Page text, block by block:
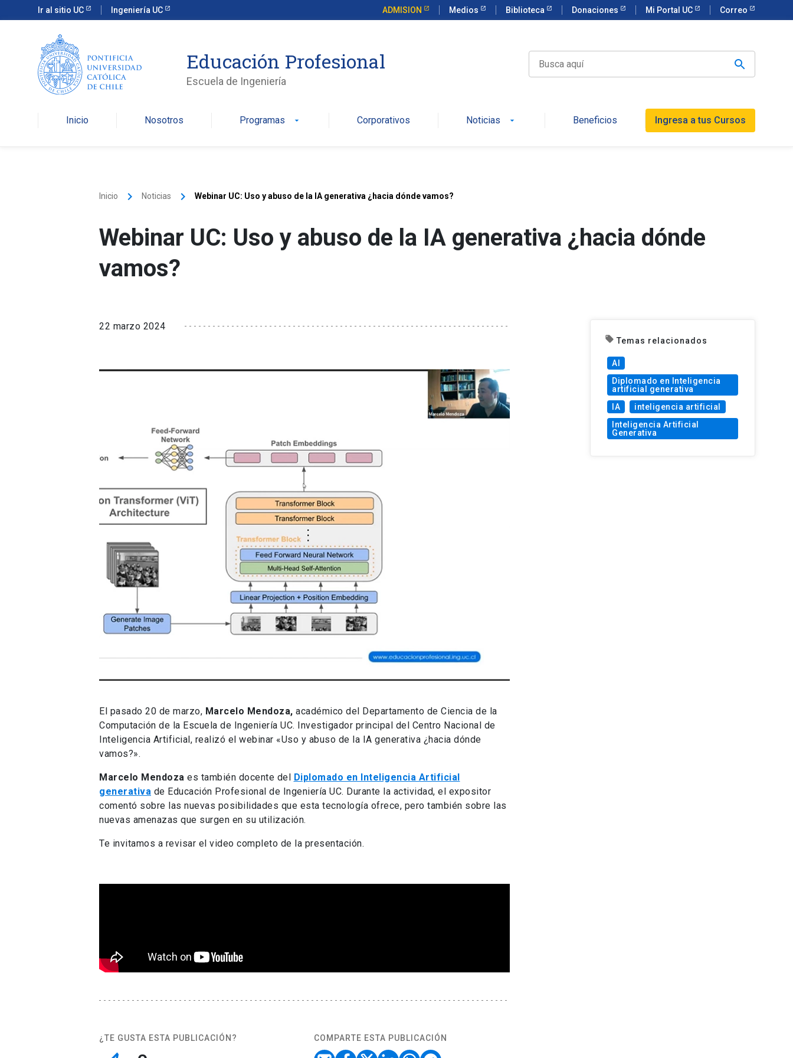
Ir al sitio UC Ingeniería UC ADMISION Medios Biblioteca Donaciones Mi Portal UC Correo
Educación Profesional
Escuela de Ingeniería
Inicio Nosotros Programas arrow_drop_down Corporativos Noticias arrow_drop_down Beneficios Ingresa a tus Cursos
Inicio keyboard_arrow_right Noticias keyboard_arrow_right Webinar UC: Uso y abuso de la IA generativa ¿hacia dónde vamos?
Webinar UC: Uso y abuso de la IA generativa ¿hacia dónde
vamos?
22 marzo 2024
El pasado 20 de marzo, Marcelo Mendoza, académico del Departamento de Ciencia de la
Computación de la Escuela de Ingeniería UC. Investigador principal del Centro Nacional de
Inteligencia Artificial, realizó el webinar «Uso y abuso de la IA generativa ¿hacia dónde
vamos?».
Marcelo Mendoza es también docente del
Diplomado en Inteligencia Artificial
generativa de Educación Profesional de Ingeniería UC. Durante la actividad, el expositor
comentó sobre las nuevas posibilidades que esta tecnología ofrece, pero también sobre las
nuevas amenazas que surgen en su utilización.
Te invitamos a revisar el video completo de la presentación.
¿TE GUSTA ESTA PUBLICACIÓN? COMPARTE ESTA PUBLICACIÓN
local_offer Temas relacionados
AI
Diplomado en Inteligencia
artificial generativa
IA
inteligencia artificial
Inteligencia Artificial
Generativa